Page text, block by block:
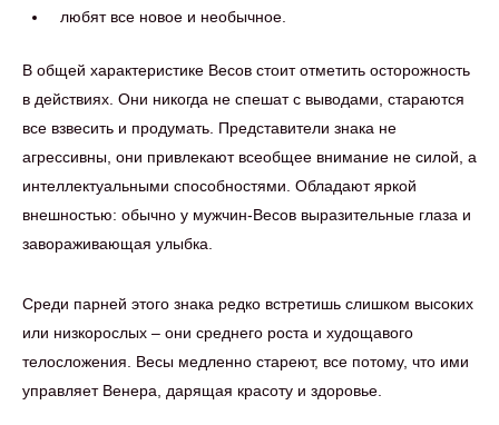
любят все новое и необычное.
В общей характеристике Весов стоит отметить осторожность
в действиях. Они никогда не спешат с выводами, стараются
все взвесить и продумать. Представители знака не
агрессивны, они привлекают всеобщее внимание не силой, а
интеллектуальными способностями. Обладают яркой
внешностью: обычно у мужчин-Весов выразительные глаза и
завораживающая улыбка.
Среди парней этого знака редко встретишь слишком высоких
или низкорослых – они среднего роста и худощавого
телосложения. Весы медленно стареют, все потому, что ими
управляет Венера, дарящая красоту и здоровье.